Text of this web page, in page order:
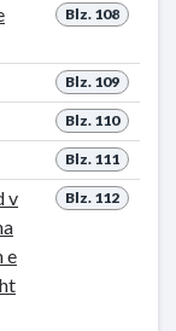
Blz. 108
Blz. 109
Blz. 110
Blz. 111
Blz. 112
v
e